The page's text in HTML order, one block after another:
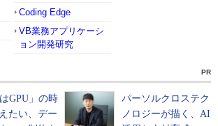
Coding Edge
VB業務アプリケーシ
ョン開発研究
PR